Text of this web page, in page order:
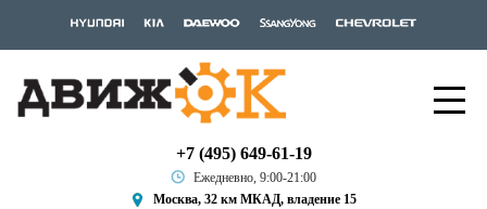
+7 (495) 649-61-19
Ежедневно, 9:00-21:00
Москва, 32 км МКАД, владение 15